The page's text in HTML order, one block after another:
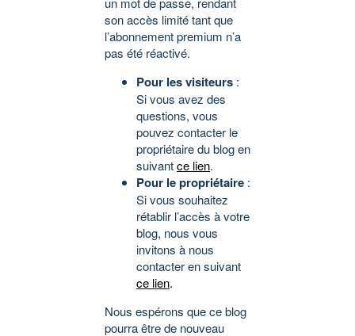
son accès limité tant que
l’abonnement premium n’a
pas été réactivé.
Pour les visiteurs :
Si vous avez des
questions, vous
pouvez contacter le
propriétaire du blog en
suivantce lien.
Pour le propriétaire :
Si vous souhaitez
rétablir l’accès à votre
blog, nous vous
invitons à nous
contacter en suivant
ce lien.
Nous espérons que ce blog
pourra être de nouveau